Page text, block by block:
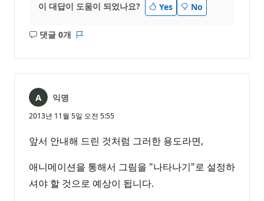
이 대답이 도움이 되었나요? Yes No
댓글 0개
설
음
익명
2013년 11월 5일 오전 5:55
앞서 안내해 드린 것처럼 그러한 용도라면,
애니메이션을 통해서 그림을 "나타나기"로 설정하
셔야 할 것으로 예상이 됩니다.